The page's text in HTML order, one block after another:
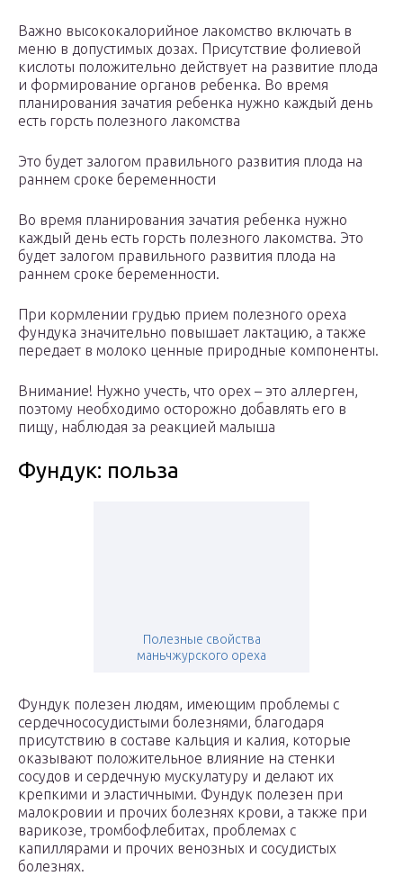
Важно высококалорийное лакомство включать в
меню в допустимых дозах. Присутствие фолиевой
кислоты положительно действует на развитие плода
и формирование органов ребенка. Во время
планирования зачатия ребенка нужно каждый день
есть горсть полезного лакомства
Это будет залогом правильного развития плода на
раннем сроке беременности
Во время планирования зачатия ребенка нужно
каждый день есть горсть полезного лакомства. Это
будет залогом правильного развития плода на
раннем сроке беременности.
При кормлении грудью прием полезного ореха
фундука значительно повышает лактацию, а также
передает в молоко ценные природные компоненты.
Внимание! Нужно учесть, что орех – это аллерген,
поэтому необходимо осторожно добавлять его в
пищу, наблюдая за реакцией малыша
Фундук: польза
Полезные свойства
маньчжурского ореха
Фундук полезен людям, имеющим проблемы с
сердечнососудистыми болезнями, благодаря
присутствию в составе кальция и калия, которые
оказывают положительное влияние на стенки
сосудов и сердечную мускулатуру и делают их
крепкими и эластичными. Фундук полезен при
малокровии и прочих болезнях крови, а также при
варикозе, тромбофлебитах, проблемах с
капиллярами и прочих венозных и сосудистых
болезнях.